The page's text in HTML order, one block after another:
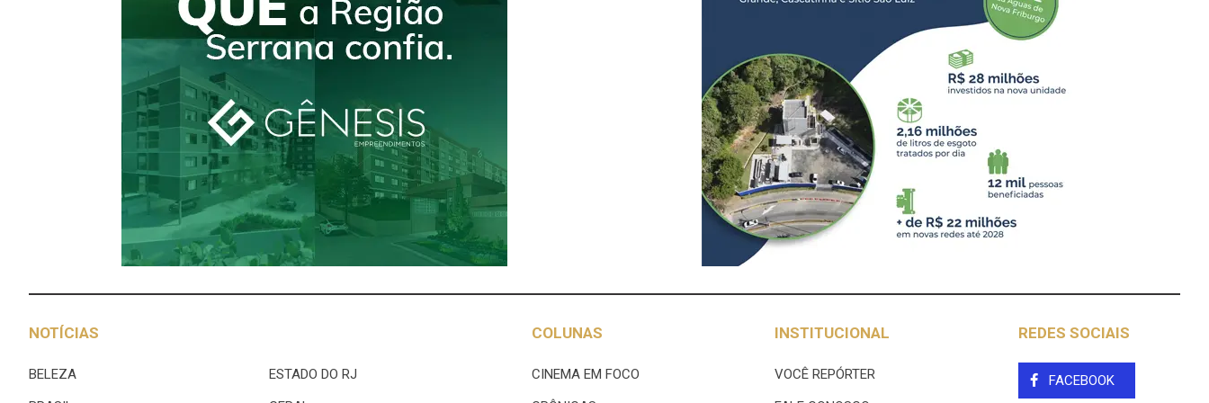
NOTÍCIAS
BELEZA
ESTADO DO RJ
COLUNAS
CINEMA EM FOCO
INSTITUCIONAL
VOCÊ REPÓRTER
REDES SOCIAIS
FACEBOOK